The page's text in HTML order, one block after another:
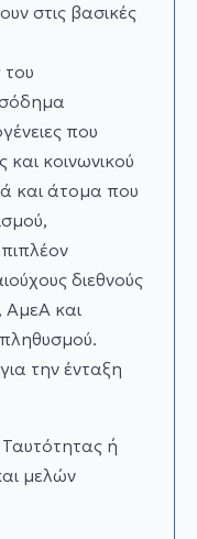
στις βασικές
του
που
και κοινωνικού
και άτοµα που
διεθνούς
ΑµεΑ και
την ένταξη
ή
µελών